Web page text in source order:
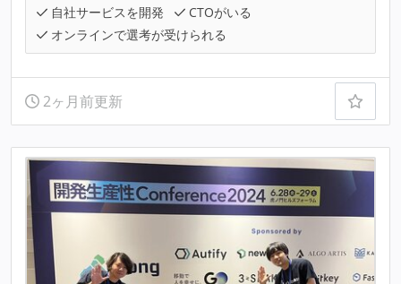
自社サービスを開発
CTOがいる
オンラインで選考が受けられる
2ヶ月前更新